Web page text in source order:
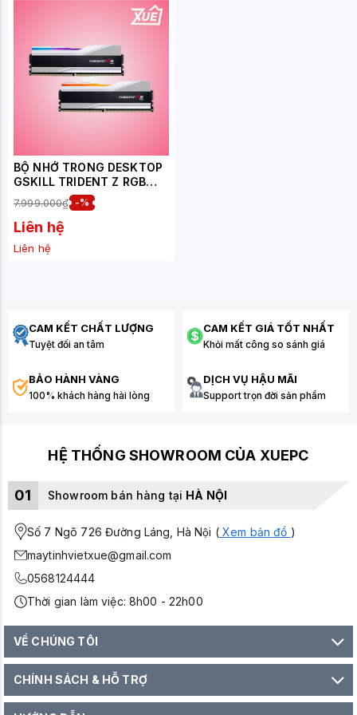
BỘ NHỚ TRONG DESKTOP
GSKILL TRIDENT Z RGB
SILVER (F5-
6400J3239G32GX2-
TZ5RS) 64GB (2X32GB)
DDR5 6400 MHZ
7.999.000₫ -%
Liên hệ
Liên hệ
CAM KẾT CHẤT LƯỢNG
Tuyệt đối an tâm
CAM KẾT GIÁ TỐT NHẤT
Khỏi mất công so sánh giá
BẢO HÀNH VÀNG
100% khách hàng hài lòng
DỊCH VỤ HẬU MÃI
Support trọn đời sản phẩm
HỆ THỐNG SHOWROOM CỦA XUEPC
01 Showroom bán hàng tại HÀ NỘI
Số 7 Ngõ 726 Đường Láng, Hà Nội (Xem bản đồ )
maytinhvietxue@gmail.com
0568124444
Thời gian làm việc: 8h00 - 22h00
VỀ CHÚNG TÔI
CHÍNH SÁCH & HỖ TRỢ